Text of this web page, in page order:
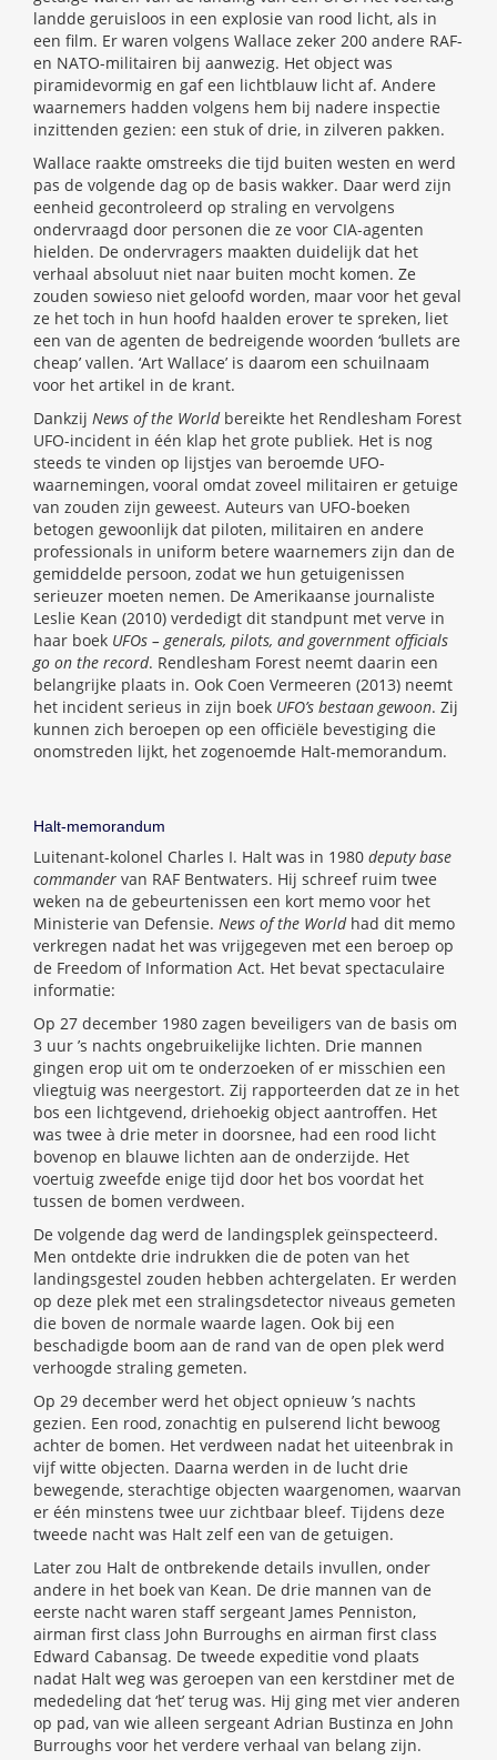
landde geruisloos in een explosie van rood licht, als in
een film. Er waren volgens Wallace zeker 200 andere RAF-
en NATO-militairen bij aanwezig. Het object was
piramidevormig en gaf een lichtblauw licht af. Andere
waarnemers hadden volgens hem bij nadere inspectie
inzittenden gezien: een stuk of drie, in zilveren pakken.
Wallace raakte omstreeks die tijd buiten westen en werd
pas de volgende dag op de basis wakker. Daar werd zijn
eenheid gecontroleerd op straling en vervolgens
ondervraagd door personen die ze voor CIA-agenten
hielden. De ondervragers maakten duidelijk dat het
verhaal absoluut niet naar buiten mocht komen. Ze
zouden sowieso niet geloofd worden, maar voor het geval
ze het toch in hun hoofd haalden erover te spreken, liet
een van de agenten de bedreigende woorden ‘bullets are
cheap’ vallen. ‘Art Wallace’ is daarom een schuilnaam
voor het artikel in de krant.
Dankzij News of the Worldbereikte het Rendlesham Forest
UFO-incident in één klap het grote publiek. Het is nog
steeds te vinden op lijstjes van beroemde UFO-
waarnemingen, vooral omdat zoveel militairen er getuige
van zouden zijn geweest. Auteurs van UFO-boeken
betogen gewoonlijk dat piloten, militairen en andere
professionals in uniform betere waarnemers zijn dan de
gemiddelde persoon, zodat we hun getuigenissen
serieuzer moeten nemen. De Amerikaanse journaliste
Leslie Kean (2010) verdedigt dit standpunt met verve in
haar boek UFOs – generals, pilots, and government officials
go on the record. Rendlesham Forest neemt daarin een
belangrijke plaats in. Ook Coen Vermeeren (2013) neemt
het incident serieus in zijn boek UFO’s bestaan gewoon. Zij
kunnen zich beroepen op een officiële bevestiging die
onomstreden lijkt, het zogenoemde Halt-memorandum.
Halt-memorandum
Luitenant-kolonel Charles I. Halt was in 1980 deputy base
commander van RAF Bentwaters. Hij schreef ruim twee
weken na de gebeurtenissen een kort memo voor het
Ministerie van Defensie. News of the Worldhad dit memo
verkregen nadat het was vrijgegeven met een beroep op
de Freedom of Information Act. Het bevat spectaculaire
informatie:
Op 27 december 1980 zagen beveiligers van de basis om
3 uur ’s nachts ongebruikelijke lichten. Drie mannen
gingen erop uit om te onderzoeken of er misschien een
vliegtuig was neergestort. Zij rapporteerden dat ze in het
bos een lichtgevend, driehoekig object aantroffen. Het
was twee à drie meter in doorsnee, had een rood licht
bovenop en blauwe lichten aan de onderzijde. Het
voertuig zweefde enige tijd door het bos voordat het
tussen de bomen verdween.
De volgende dag werd de landingsplek geïnspecteerd.
Men ontdekte drie indrukken die de poten van het
landingsgestel zouden hebben achtergelaten. Er werden
op deze plek met een stralingsdetector niveaus gemeten
die boven de normale waarde lagen. Ook bij een
beschadigde boom aan de rand van de open plek werd
verhoogde straling gemeten.
Op 29 december werd het object opnieuw ’s nachts
gezien. Een rood, zonachtig en pulserend licht bewoog
achter de bomen. Het verdween nadat het uiteenbrak in
vijf witte objecten. Daarna werden in de lucht drie
bewegende, sterachtige objecten waargenomen, waarvan
er één minstens twee uur zichtbaar bleef. Tijdens deze
tweede nacht was Halt zelf een van de getuigen.
Later zou Halt de ontbrekende details invullen, onder
andere in het boek van Kean. De drie mannen van de
eerste nacht waren staff sergeant James Penniston,
airman first class John Burroughs en airman first class
Edward Cabansag. De tweede expeditie vond plaats
nadat Halt weg was geroepen van een kerstdiner met de
mededeling dat ‘het’ terug was. Hij ging met vier anderen
op pad, van wie alleen sergeant Adrian Bustinza en John
Burroughs voor het verdere verhaal van belang zijn.